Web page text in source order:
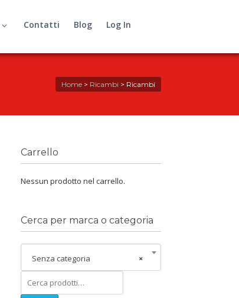
Contatti Blog Log In
Home> Ricambi > Ricambi
Carrello
Nessun prodotto nel carrello.
Cerca per marca o categoria
×
Senza categoria